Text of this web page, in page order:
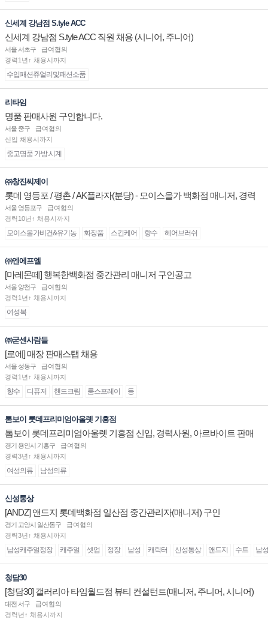
신세계 강남점 S.tyle ACC
신세계 강남점 S.tyle ACC 직원 채용 (시니어, 주니어)
서울 서초구
급여협의
경력1년↑ 채용시까지
수입패션쥬얼리및패션소품
리타임
명품 판매사원 구인합니다.
서울 중구
급여협의
신입 채용시까지
중고명품 가방.시계
㈜창진씨제이
롯데 영등포 / 평촌 / AK플라자(분당) - 모이스올가 백화점 매니저, 경력
및 신입 판매직 채용
서울 영등포구
급여협의
경력10년↑ 채용시까지
모이스올가비건&유기농 화장품 스킨케어 향수 헤어브러쉬
㈜엔에프엘
[마레몬떼] 행복한백화점 중간관리 매니저 구인공고
서울 양천구
급여협의
경력1년↑ 채용시까지
여성복
㈜굳센사람들
[로에] 매장 판매스탭 채용
서울 성동구
급여협의
경력1년↑ 채용시까지
향수 디퓨저 핸드크림 룸스프레이 등
톰보이 롯데프리미엄아울렛 기흥점
톰보이 롯데프리미엄아울렛 기흥점 신입, 경력사원, 아르바이트 판매
직 구인합니다.
경기 용인시 기흥구
급여협의
경력3년↑ 채용시까지
여성의류 남성의류
신성통상
[ANDZ] 앤드지 롯데백화점 일산점 중간관리자(매니저) 구인
경기 고양시 일산동구
급여협의
경력3년↑ 채용시까지
남성캐주얼정장 캐주얼 셋업 정장 남성 캐릭터 신성통상 앤드지 수트 남
청담30
[청담30] 갤러리아 타임월드점 뷰티 컨설턴트(매니저, 주니어, 시니어)
채용
대전 서구
급여협의
경력년↑ 채용시까지